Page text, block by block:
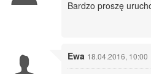
Bardzo proszę
Ewa 18.04.2016, 10:00